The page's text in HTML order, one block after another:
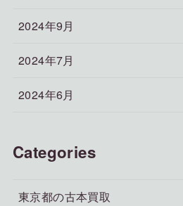
2024年9月
2024年7月
2024年6月
Categories
東京都の古本買取